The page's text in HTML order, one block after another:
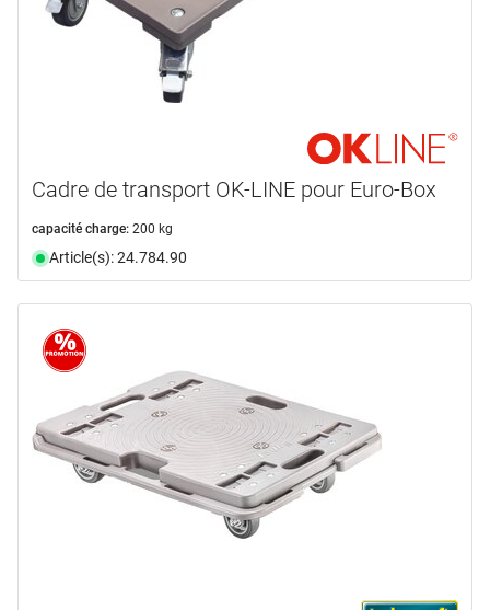
Cadre de transport OK-LINE pour Euro-Box
capacité charge: 200 kg
Article(s): 24.784.90